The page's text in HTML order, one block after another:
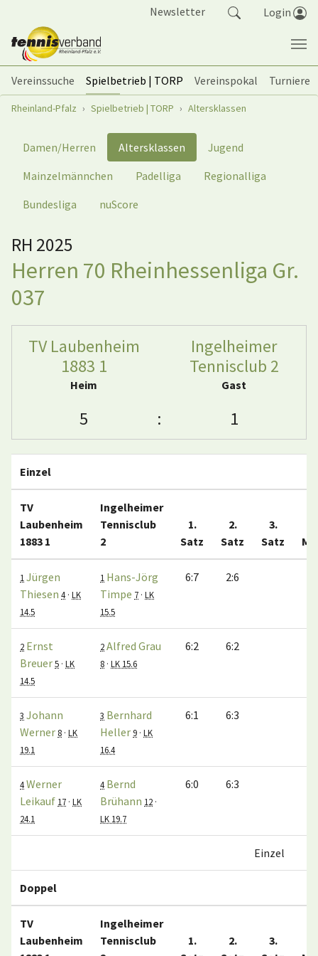
Newsletter Login
Vereinssuche Spielbetrieb | TORP Vereinspokal
Turniere
Sie sind hier:
Rheinland-Pfalz Spielbetrieb | TORP Altersklassen
Damen/Herren Altersklassen
Jugend
Mainzelmännchen
Padelliga
Regionalliga
Bundesliga
nuScore
RH 2025
Herren 70 Rheinhessenliga Gr.
037
TV Laubenheim
1883 1
Heim
Ingelheimer
Tennisclub 2
Gast
5 : 1
Einzel
TV
Laubenheim
1883 1
Ingelheimer
Tennisclub
2
1.
Satz
2.
Satz
3.
Satz
1 Jürgen
Thiesen 4 · LK
14.5
1 Hans-Jörg
Timpe 7 · LK
15.5
6:7 2:6
2 Ernst
Breuer5 · LK
14.5
2Alfred Grau
8 · LK 15.6
6:2 6:2
3 Johann
Werner 8 · LK
19.1
3 Bernhard
Heller9 · LK
16.4
6:1 6:3
4Werner
Leikauf 17 · LK
24.1
4 Bernd
Brühann 12 ·
LK 19.7
6:0 6:3
Einzel
Doppel
TV
Laubenheim
Ingelheimer
Tennisclub
1.
2.
3.